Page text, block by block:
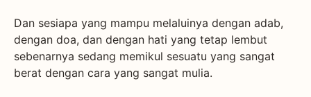
Dan sesiapa yang mampu melaluinya dengan adab,
dengan doa, dan dengan hati yang tetap lembut
sebenarnya sedang memikul sesuatu yang sangat
berat dengan cara yang sangat mulia.